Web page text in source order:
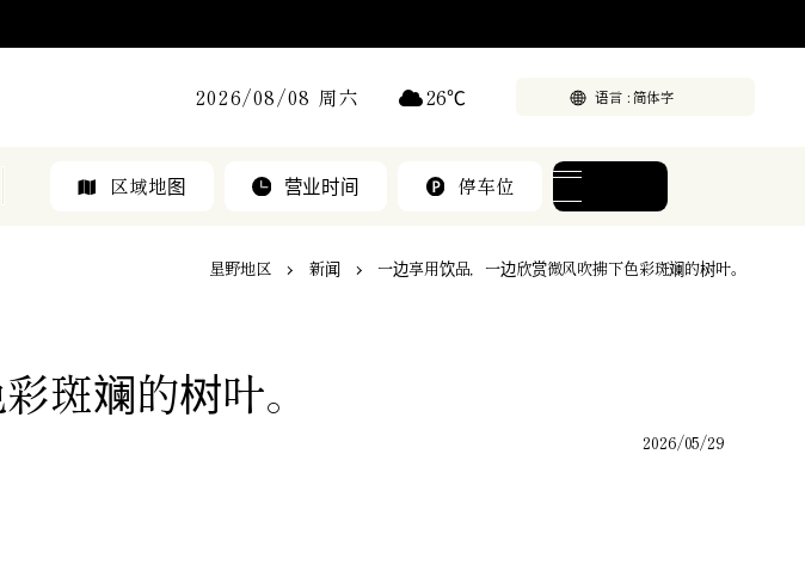
2026/08/08 周六 26℃ 语言
区域地图 营业时间 停车位
星野地区 新闻 一边享用饮品，一边欣赏微风吹拂下色彩斑斓的树叶。
斑斓的树叶。
2026/05/29